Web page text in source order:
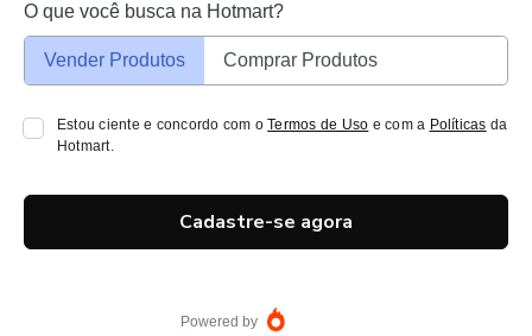
O que você busca na Hotmart?
Vender Produtos Comprar Produtos
Estou ciente e concordo com oTermos de Uso e com a Políticas da
Hotmart.
Cadastre-se agora
Powered by